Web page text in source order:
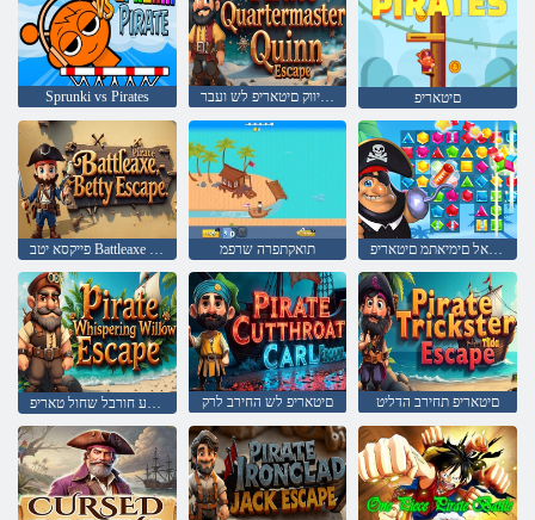
Sprunki vs Pirates פייקסא ןיווק םיטאריפ לש ועבר םיטאריפ
פייקסא יטב Battleaxe טאריפ תואקתפרה שרפמ דובאה רצואל םימיאתמ םיטאריפ
הברע חורבל שחול טאריפ םיטאריפ לש החירב לרק םיטאריפ תחירב הדליט